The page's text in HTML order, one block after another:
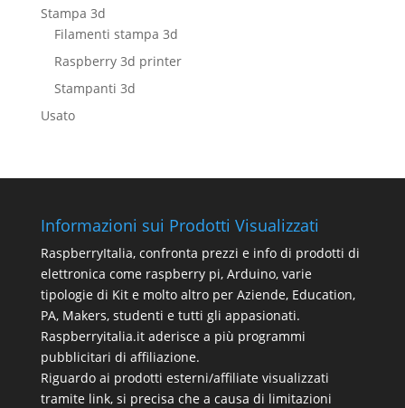
Stampa 3d
Filamenti stampa 3d
Raspberry 3d printer
Stampanti 3d
Usato
Informazioni sui Prodotti Visualizzati
RaspberryItalia, confronta prezzi e info di prodotti di
elettronica come raspberry pi, Arduino, varie
tipologie di Kit e molto altro per Aziende, Education,
PA, Makers, studenti e tutti gli appasionati.
Raspberryitalia.it aderisce a più programmi
pubblicitari di affiliazione.
Riguardo ai prodotti esterni/affiliate visualizzati
tramite link, si precisa che a causa di limitazioni